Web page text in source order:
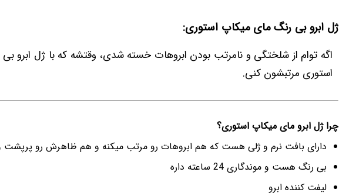
ژل ابرو بی رنگ مای میکاپ استوری:
اگه توام از شلختگی و نامرتب بودن ابروهات خسته شدی، وقتشه که با ژل ابرو
استوری مرتبشون کنی.
چرا ژل ابرو مای میکاپ استوری؟
دارای بافت نرم و ژلی هست که هم ابروهات رو مرتب میکنه و هم ظاهرش رو پرپشت
بی رنگ هست و موندگاری 24 ساعته داره
لیفت کننده ابرو